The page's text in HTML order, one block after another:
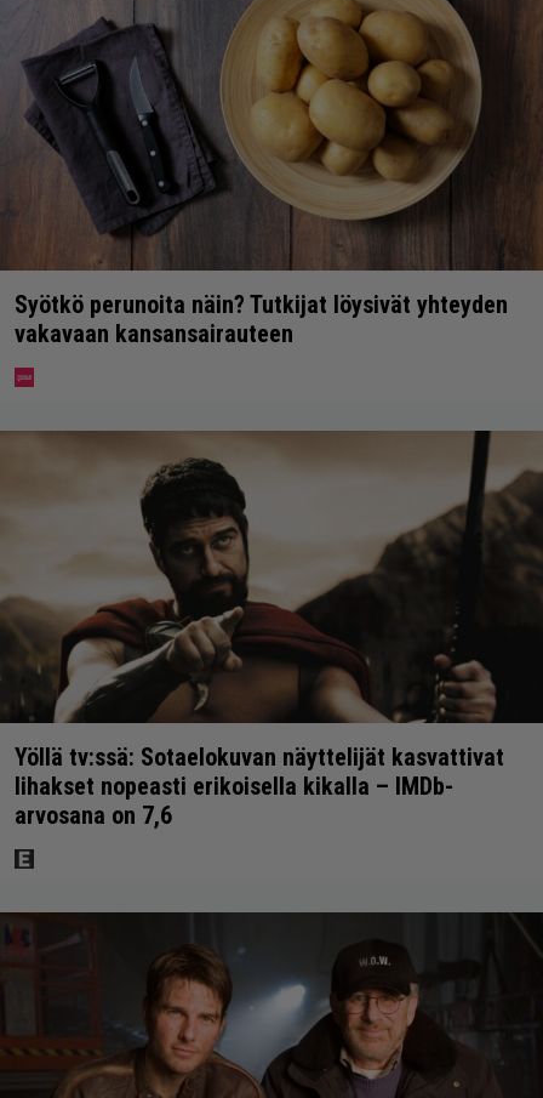
Syötkö perunoita näin? Tutkijat löysivät yhteyden
vakavaan kansansairauteen
Yöllä tv:ssä: Sotaelokuvan näyttelijät kasvattivat
lihakset nopeasti erikoisella kikalla – IMDb-
arvosana on 7,6